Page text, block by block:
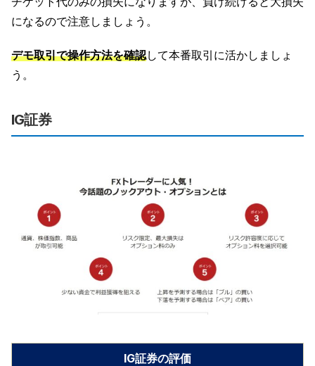
になるので注意しましょう。
デモ取引で操作方法を確認して本番取引に活かしましょ
う。
IG証券
IG証券の評価